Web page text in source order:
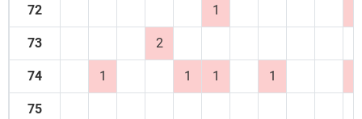
72 1
73 2
74 1 1 1 1
75